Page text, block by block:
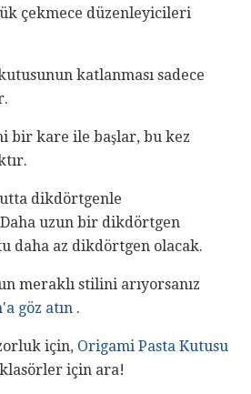
çekmece düzenleyicileri
katlanması sadece
bir kare ile başlar, bu kez
dikdörtgenle
uzun bir dikdörtgen
daha az dikdörtgen olacak.
meraklı stilini arıyorsanız
göz atın .
için, Origami Pasta Kutusu
için ara!